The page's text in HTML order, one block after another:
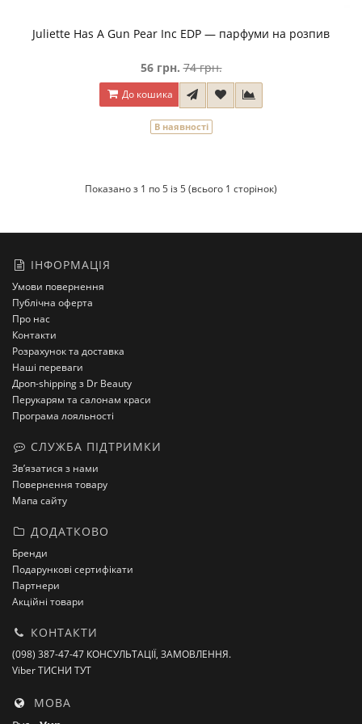
Juliette Has A Gun Pear Inc EDP — парфуми на розпив
56 грн. 74 грн.
До кошика
В наявності
Показано з 1 по 5 із 5 (всього 1 сторінок)
ІНФОРМАЦІЯ
Умови повернення
Публічна оферта
Про нас
Контакти
Розрахунок та доставка
Наші переваги
Дроп-shipping з Dr Beauty
Перукарям та салонам краси
Програма лояльності
СЛУЖБА ПІДТРИМКИ
Зв’язатися з нами
Повернення товару
Мапа сайту
ДОДАТКОВО
Бренди
Подарункові сертифікати
Партнери
Акційні товари
КОНТАКТИ
(098) 387-47-47 КОНСУЛЬТАЦІЇ, ЗАМОВЛЕННЯ.
Viber ТИСНИ ТУТ
МОВА